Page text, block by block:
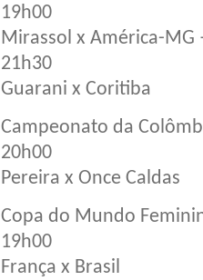
19h00
Mirassol x América-MG
21h30
Guarani x Coritiba
Campeonato da
20h00
Pereira x Once Caldas
Copa do Mundo
19h00
França x Brasil